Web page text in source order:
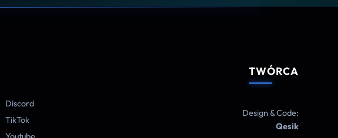
Discord
TikTok
TWÓRCA
Design & Code:
Qesik